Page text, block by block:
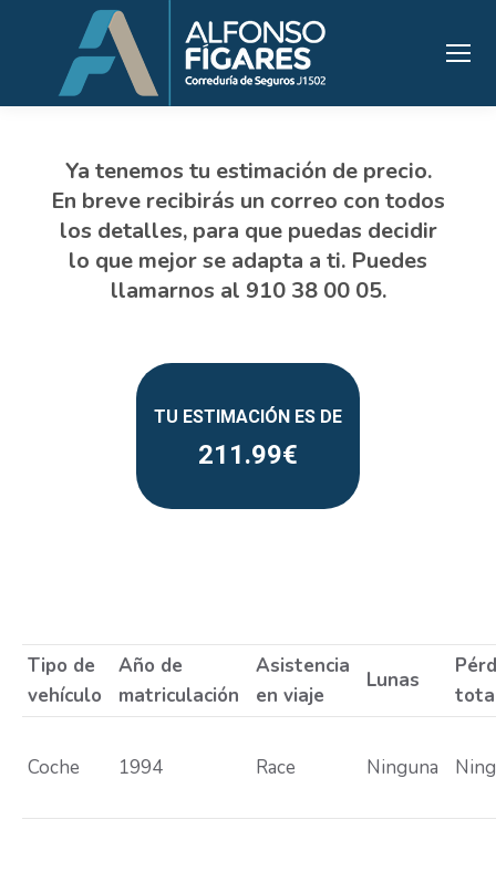
211.99
Tipo de
vehículo
Año de
matriculación
Asistencia
en viaje
Lunas
Coche 1994 Race Ninguna